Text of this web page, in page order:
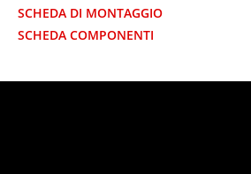
SCHEDA DI MONTAGGIO
SCHEDA COMPONENTI